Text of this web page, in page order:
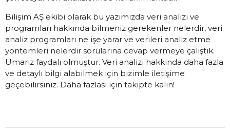
Bilişim AŞ ekibi olarak bu yazımızda veri analizi ve
programları hakkında bilmeniz gerekenler nelerdir, veri
analiz programları ne işe yarar ve verileri analiz etme
yöntemleri nelerdir sorularına cevap vermeye çalıştık.
Umarız faydalı olmuştur. Veri analizi hakkında daha fazla
ve detaylı bilgi alabilmek için bizimle iletişime
geçebilirsiniz. Daha fazlası için takipte kalın!